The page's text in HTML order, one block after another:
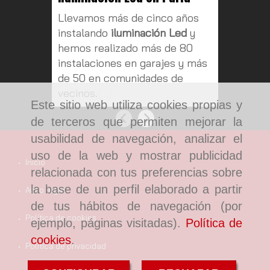
Este sitio web utiliza cookies propias y
de terceros que permiten mejorar la
usabilidad de navegación, analizar el
uso de la web y mostrar publicidad
relacionada con tus preferencias sobre
la base de un perfil elaborado a partir
de tus hábitos de navegación (por
ejemplo, páginas visitadas). Política de
cookies.
Llevamos más de cinco años
instalando iluminación Led y
hemos realizado más de 80
instalaciones en garajes y más
de 50 en comunidades de
AnteriorSiguiente
Inicio
Aviso legal
Política de cookies
Política de privacidad